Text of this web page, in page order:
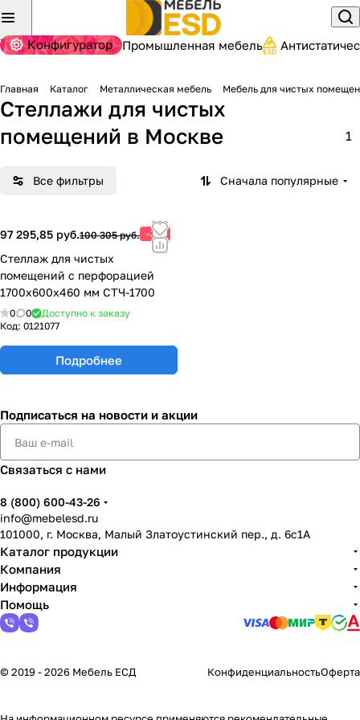
Конфигуратор Промышленная мебель
Главная Каталог Металлическая мебель Мебель для чистых
Стеллажи для чистых
помещений в Москве 1
Все фильтры Сначала популярные
97 295,85 руб.100 305 руб. -3%
Стеллаж для чистых
помещений с перфорацией
1700х600х460 мм СТЧ-1700
0 0
Доступно к заказу
Код: 0121077
Подробнее
Подписаться на новости и акции
Связаться с нами
8 (800) 600-43-26
info@mebelesd.ru
101000, г. Москва, Малый Златоустинский пер., д. 6с1А
Каталог продукции
Компания
Информация
Помощь
© 2019 - 2026 Мебель ЕСД КонфиденциальностьОферта